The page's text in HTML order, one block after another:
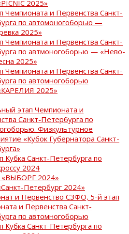
2025»
Чемпионата и Первенства Санкт-
по автомоногоборью —
2025»
Чемпионата и Первенства Санкт-
по автмоногоборью — «Нево-
2025»
Чемпионата и Первенства Санкт-
по автомногоборью
2025»
этап Чемпионата и
Санкт-Петербурга по
Физкультурное
«Кубок Губернатора Санкт-
Кубка Санкт-Петербурга по
2024
2024»
Петербург 2024»
и Первенство СЗФО, 5-й этап
и Первенства Санкт-
по автомногоборью
Кубка Санкт-Петербурга по